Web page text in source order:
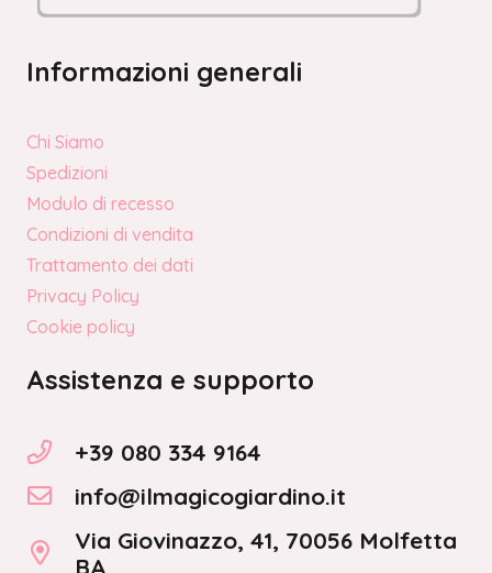
Informazioni generali
Chi Siamo
Spedizioni
Modulo di recesso
Condizioni di vendita
Trattamento dei dati
Privacy Policy
Cookie policy
Assistenza e supporto
+39 080 334 9164
info@ilmagicogiardino.it
Via Giovinazzo, 41, 70056 Molfetta
BA